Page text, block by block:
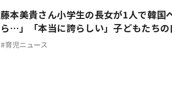
藤本美貴さん小学生の長女が1人で韓国
ら…」「本当に誇らしい」子どもたちの
育児ニュース